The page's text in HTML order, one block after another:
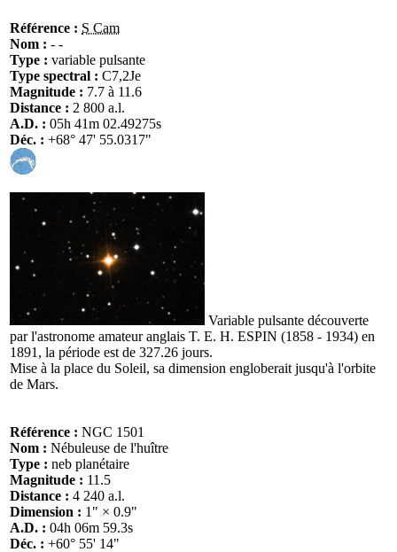
Référence : S Cam
Nom : - -
Type : variable pulsante
Type spectral : C7,2Je
Magnitude : 7.7 à 11.6
Distance : 2 800 a.l.
A.D. : 05h 41m 02.49275s
Déc. : +68° 47' 55.0317"
Variable pulsante découverte
par l'astronome amateur anglais T. E. H. ESPIN (1858 - 1934) en
1891, la période est de 327.26 jours.
Mise à la place du Soleil, sa dimension engloberait jusqu'à l'orbite
de Mars.
Référence : NGC 1501
Nom : Nébuleuse de l'huître
Type : neb planétaire
Magnitude : 11.5
Distance : 4 240 a.l.
Dimension : 1" × 0.9"
A.D. : 04h 06m 59.3s
Déc. : +60° 55' 14"